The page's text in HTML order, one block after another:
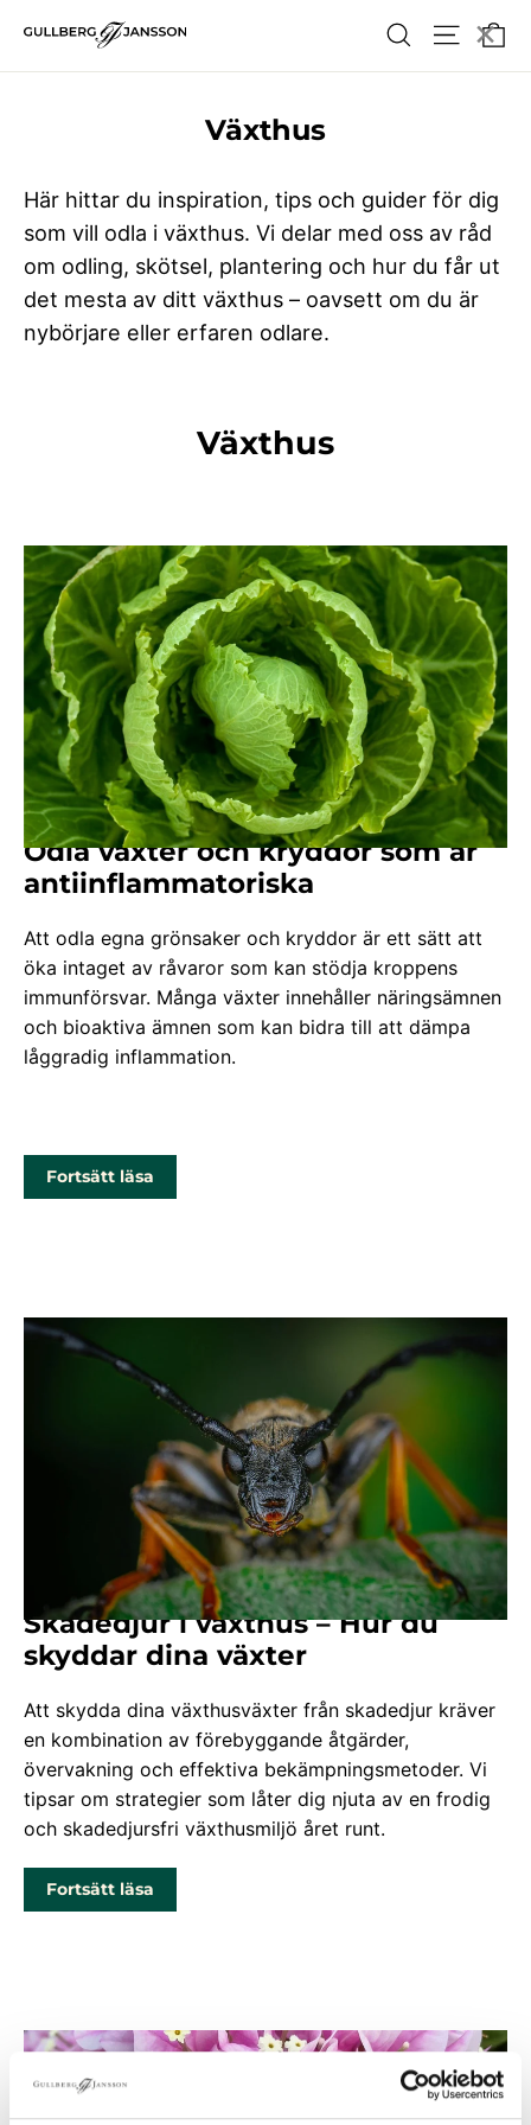
innehållet
Söka
Växthus
Här hittar du inspiration, tips och guider för dig
som vill odla i växthus. Vi delar med oss av råd
om odling, skötsel, plantering och hur du får ut
det mesta av ditt växthus – oavsett om du är
nybörjare eller erfaren odlare.
Växthus
Odla växter och kryddor som är
antiinflammatoriska
Att odla egna grönsaker och kryddor är ett sätt att
öka intaget av råvaror som kan stödja kroppens
immunförsvar. Många växter innehåller näringsämnen
och bioaktiva ämnen som kan bidra till att dämpa
låggradig inflammation.
Fortsätt läsa
Skadedjur i växthus – Hur du
skyddar dina växter
Att skydda dina växthusväxter från skadedjur kräver
en kombination av förebyggande åtgärder,
övervakning och effektiva bekämpningsmetoder. Vi
tipsar om strategier som låter dig njuta av en frodig
och skadedjursfri växthusmiljö året runt.
Fortsätt läsa
×